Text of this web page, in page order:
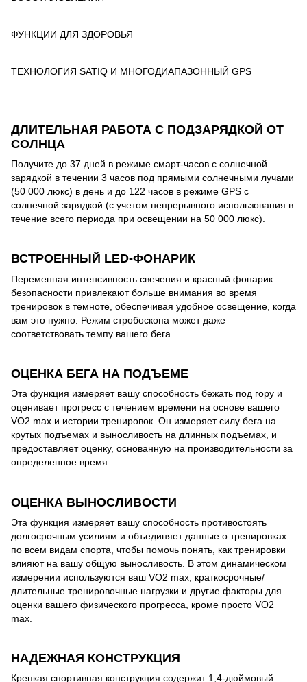
ФУНКЦИИ ДЛЯ ЗДОРОВЬЯ
ТЕХНОЛОГИЯ SATIQ И МНОГОДИАПАЗОННЫЙ GPS
ДЛИТЕЛЬНАЯ РАБОТА С ПОДЗАРЯДКОЙ ОТ
СОЛНЦА
Получите до 37 дней в режиме смарт-часов с солнечной
зарядкой в течении 3 часов под прямыми солнечными лучами
(50 000 люкс) в день и до 122 часов в режиме GPS с
солнечной зарядкой (с учетом непрерывного использования в
течение всего периода при освещении на 50 000 люкс).
ВСТРОЕННЫЙ LED-ФОНАРИК
Переменная интенсивность свечения и красный фонарик
безопасности привлекают больше внимания во время
тренировок в темноте, обеспечивая удобное освещение, когда
вам это нужно. Режим стробоскопа может даже
соответствовать темпу вашего бега.
ОЦЕНКА БЕГА НА ПОДЪЕМЕ
Эта функция измеряет вашу способность бежать под гору и
оценивает прогресс с течением времени на основе вашего
VO2 max и истории тренировок. Он измеряет силу бега на
крутых подъемах и выносливость на длинных подъемах, и
предоставляет оценку, основанную на производительности за
определенное время.
ОЦЕНКА ВЫНОСЛИВОСТИ
Эта функция измеряет вашу способность противостоять
долгосрочным усилиям и объединяет данные о тренировках
по всем видам спорта, чтобы помочь понять, как тренировки
влияют на вашу общую выносливость. В этом динамическом
измерении используются ваш VO2 max, краткосрочные/
длительные тренировочные нагрузки и другие факторы для
оценки вашего физического прогресса, кроме просто VO2
max.
НАДЕЖНАЯ КОНСТРУКЦИЯ
Крепкая спортивная конструкция содержит 1,4-дюймовый